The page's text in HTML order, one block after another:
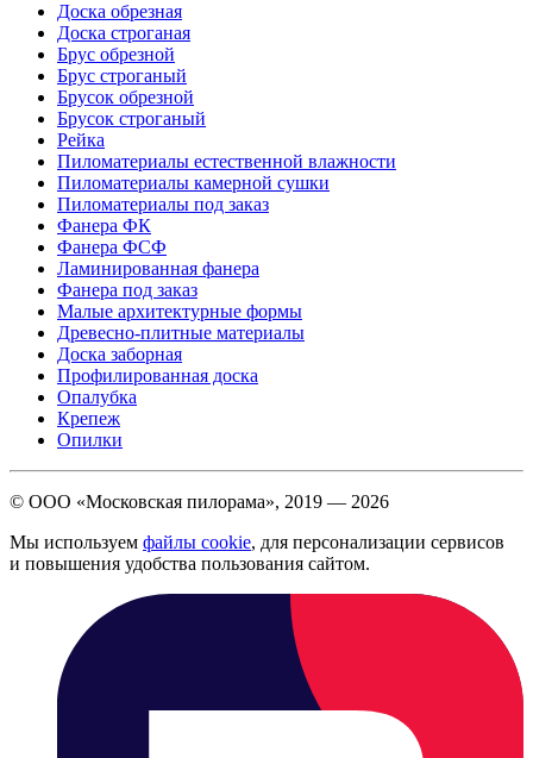
Доска обрезная
Доска строганая
Брус обрезной
Брус строганый
Брусок обрезной
Брусок строганый
Рейка
Пиломатериалы естественной влажности
Пиломатериалы камерной сушки
Пиломатериалы под заказ
Фанера ФК
Фанера ФСФ
Ламинированная фанера
Фанера под заказ
Малые архитектурные формы
Древесно-плитные материалы
Доска заборная
Профилированная доска
Опалубка
Крепеж
Опилки
© ООО «Московская пилорама», 2019 — 2026
Мы используем файлы cookie, для персонализации сервисов
и повышения удобства пользования сайтом.